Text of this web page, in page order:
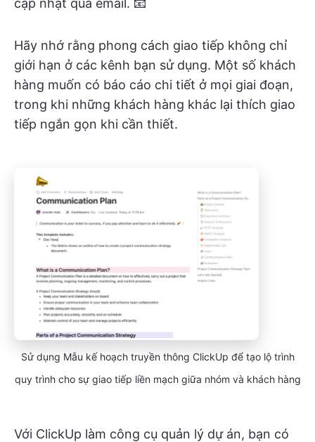
cập nhật qua email. 📧
Hãy nhớ rằng phong cách giao tiếp không chỉ
giới hạn ở các kênh bạn sử dụng. Một số khách
hàng muốn có báo cáo chi tiết ở mọi giai đoạn,
trong khi những khách hàng khác lại thích giao
tiếp ngắn gọn khi cần thiết.
Sử dụng Mẫu kế hoạch truyền thông ClickUp để tạo lộ trình
quy trình cho sự giao tiếp liền mạch giữa nhóm và khách hàng
Với ClickUp làm công cụ quản lý dự án, bạn có